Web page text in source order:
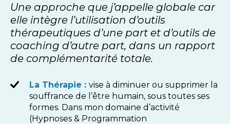
Une approche que j’appelle globale car
elle intègre l’utilisation d’outils
thérapeutiques d’une part et d’outils de
coaching d’autre part, dans un rapport
de complémentarité totale.
La Thérapie : vise à diminuer ou supprimer la
souffrance de l’être humain, sous toutes ses
formes. Dans mon domaine d’activité
(Hypnoses & Programmation